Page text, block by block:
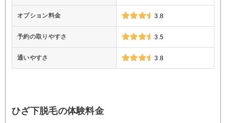
オプション料金 3.8
予約の取りやすさ 3.5
通いやすさ 3.8
ひざ下脱毛の体験料金